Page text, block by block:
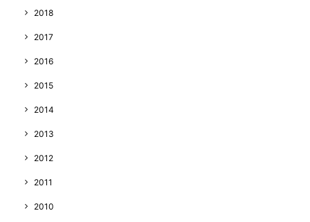
2018
2017
2016
2015
2014
2013
2012
2011
2010